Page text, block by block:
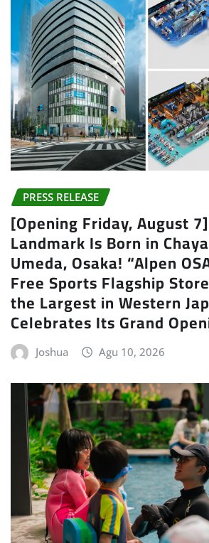
PRESS RELEASE
[Opening Friday, August
Landmark Is Born in
Umeda, Osaka! “Alpen
Free Sports Flagship
the Largest in Western
Celebrates Its Grand
Joshua Agu 10, 2026